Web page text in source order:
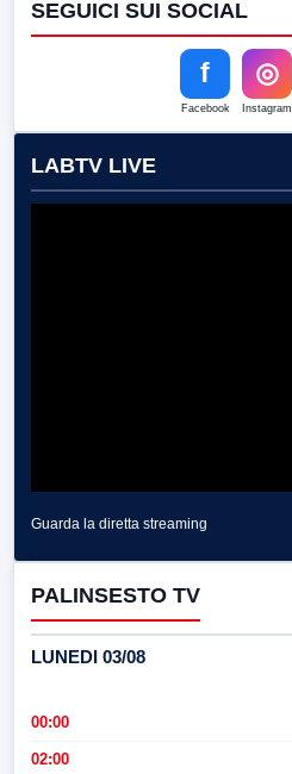
SEGUICI SUI SOCIAL
f
Facebook
◎
Instagram
LABTV LIVE
Guarda la diretta streaming
PALINSESTO TV
LUNEDI 03/08
00:00
02:00